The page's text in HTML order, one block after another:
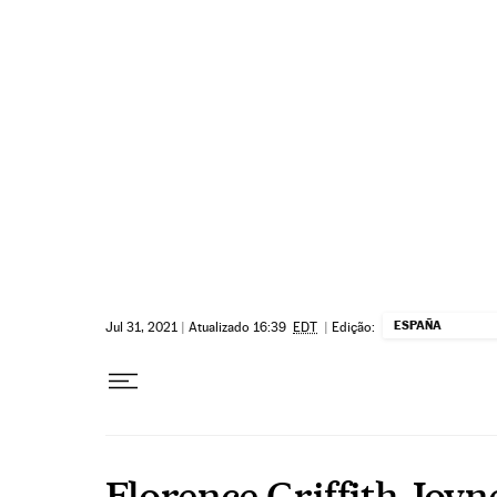
Jul 31, 2021 | Atualizado 16:39 EDT | Edição: ESPAÑA